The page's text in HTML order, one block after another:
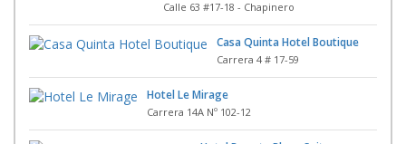
Calle 63 #17-18 - Chapinero
Casa Quinta Hotel Boutique
Carrera 4 # 17-59
Hotel Le Mirage
Carrera 14A Nº 102-12